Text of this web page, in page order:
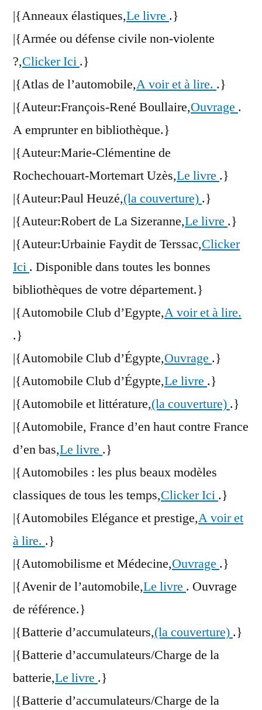
|{Anneaux élastiques,Le livre .}
|{Armée ou défense civile non-violente
?,Clicker Ici .}
|{Atlas de l’automobile,A voir et à lire. .}
|{Auteur:François-René Boullaire,Ouvrage .
A emprunter en bibliothèque.}
|{Auteur:Marie-Clémentine de
Rochechouart-Mortemart Uzès,Le livre .}
|{Auteur:Paul Heuzé,(la couverture) .}
|{Auteur:Robert de La Sizeranne,Le livre .}
|{Auteur:Urbainie Faydit de Terssac,Clicker
Ici . Disponible dans toutes les bonnes
bibliothèques de votre département.}
|{Automobile Club d’Egypte,A voir et à lire.
.}
|{Automobile Club d’Égypte,Ouvrage .}
|{Automobile Club d’Égypte,Le livre .}
|{Automobile et littérature,(la couverture) .}
|{Automobile, France d’en haut contre France
d’en bas,Le livre .}
|{Automobiles : les plus beaux modèles
classiques de tous les temps,Clicker Ici .}
|{Automobiles Elégance et prestige,A voir et
à lire. .}
|{Automobilisme et Médecine,Ouvrage .}
|{Avenir de l’automobile,Le livre . Ouvrage
de référence.}
|{Batterie d’accumulateurs,(la couverture) .}
|{Batterie d’accumulateurs/Charge de la
batterie,Le livre .}
|{Batterie d’accumulateurs/Charge de la